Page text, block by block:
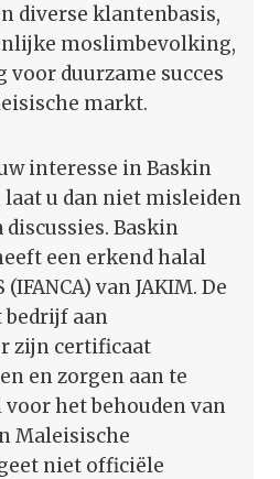
diverse klantenbasis,
moslimbevolking,
voor duurzame succes
markt.
interesse in Baskin
laat u dan niet misleiden
Baskin
een erkend halal
van JAKIM. De
aan
zijn certificaat
en zorgen aan te
het behouden van
Maleisische
niet officiële